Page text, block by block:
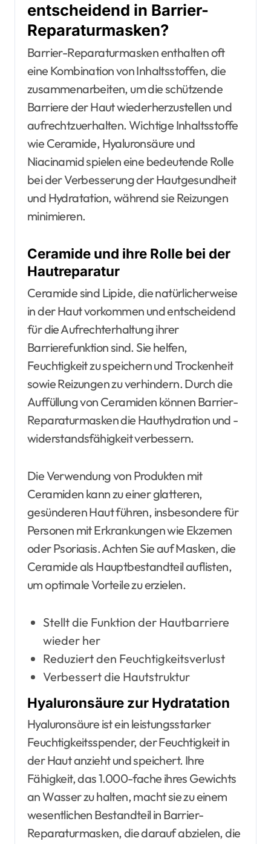
entscheidend in Barrier-
Reparaturmasken?
Barrier-Reparaturmasken enthalten oft
eine Kombination von Inhaltsstoffen, die
zusammenarbeiten, um die schützende
Barriere der Haut wiederherzustellen und
aufrechtzuerhalten. Wichtige Inhaltsstoffe
wie Ceramide, Hyaluronsäure und
Niacinamid spielen eine bedeutende Rolle
bei der Verbesserung der Hautgesundheit
und Hydratation, während sie Reizungen
minimieren.
Ceramide und ihre Rolle bei der
Hautreparatur
Ceramide sind Lipide, die natürlicherweise
in der Haut vorkommen und entscheidend
für die Aufrechterhaltung ihrer
Barrierefunktion sind. Sie helfen,
Feuchtigkeit zu speichern und Trockenheit
sowie Reizungen zu verhindern. Durch die
Auffüllung von Ceramiden können Barrier-
Reparaturmasken die Hauthydration und -
widerstandsfähigkeit verbessern.
Die Verwendung von Produkten mit
Ceramiden kann zu einer glatteren,
gesünderen Haut führen, insbesondere für
Personen mit Erkrankungen wie Ekzemen
oder Psoriasis. Achten Sie auf Masken, die
Ceramide als Hauptbestandteil auflisten,
um optimale Vorteile zu erzielen.
Stellt die Funktion der Hautbarriere
wieder her
Reduziert den Feuchtigkeitsverlust
Verbessert die Hautstruktur
Hyaluronsäure zur Hydratation
Hyaluronsäure ist ein leistungsstarker
Feuchtigkeitsspender, der Feuchtigkeit in
der Haut anzieht und speichert. Ihre
Fähigkeit, das 1.000-fache ihres Gewichts
an Wasser zu halten, macht sie zu einem
wesentlichen Bestandteil in Barrier-
Reparaturmasken, die darauf abzielen, die